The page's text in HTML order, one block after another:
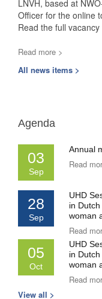
LNVH, based at
Officer for the online
Read the full
Read more >
All news items >
Agenda
03
Sep
Annual
Read
28
Sep
UHD
in
woman
Read
05
Oct
UHD
in
woman
Read
View all >